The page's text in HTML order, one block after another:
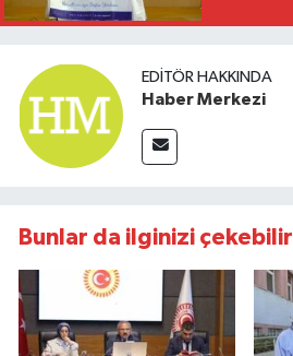
EDITÖR HAKKINDA
Haber Merkezi
Bunlar da ilginizi çekebilir